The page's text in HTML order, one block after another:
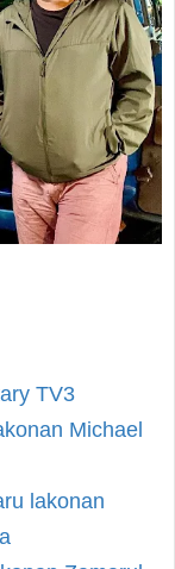
TV3
Michael
lakonan